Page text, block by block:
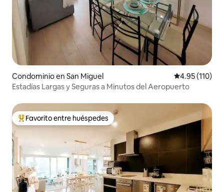
Condominio en San Miguel Calificación
4.95 (110)
Estadías Largas y Seguras a Minutos del Aeropuerto
De los mejores en Favorito entre huéspedes
Favorito entre huéspedes